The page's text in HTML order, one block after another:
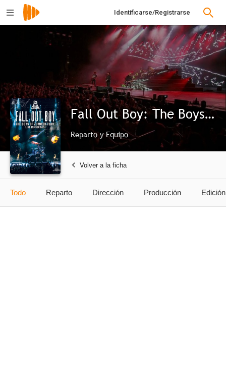
Identificarse/Registrarse
Fall Out Boy: The Boys of Zummer Tour Live in Chicago
Reparto y Equipo
Volver a la ficha
Todo Reparto Dirección Producción Edición